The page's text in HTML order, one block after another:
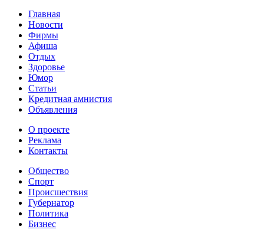
Главная
Новости
Фирмы
Афиша
Отдых
Здоровье
Юмор
Статьи
Кредитная амнистия
Объявления
О проекте
Реклама
Контакты
Общество
Спорт
Происшествия
Губернатор
Политика
Бизнес